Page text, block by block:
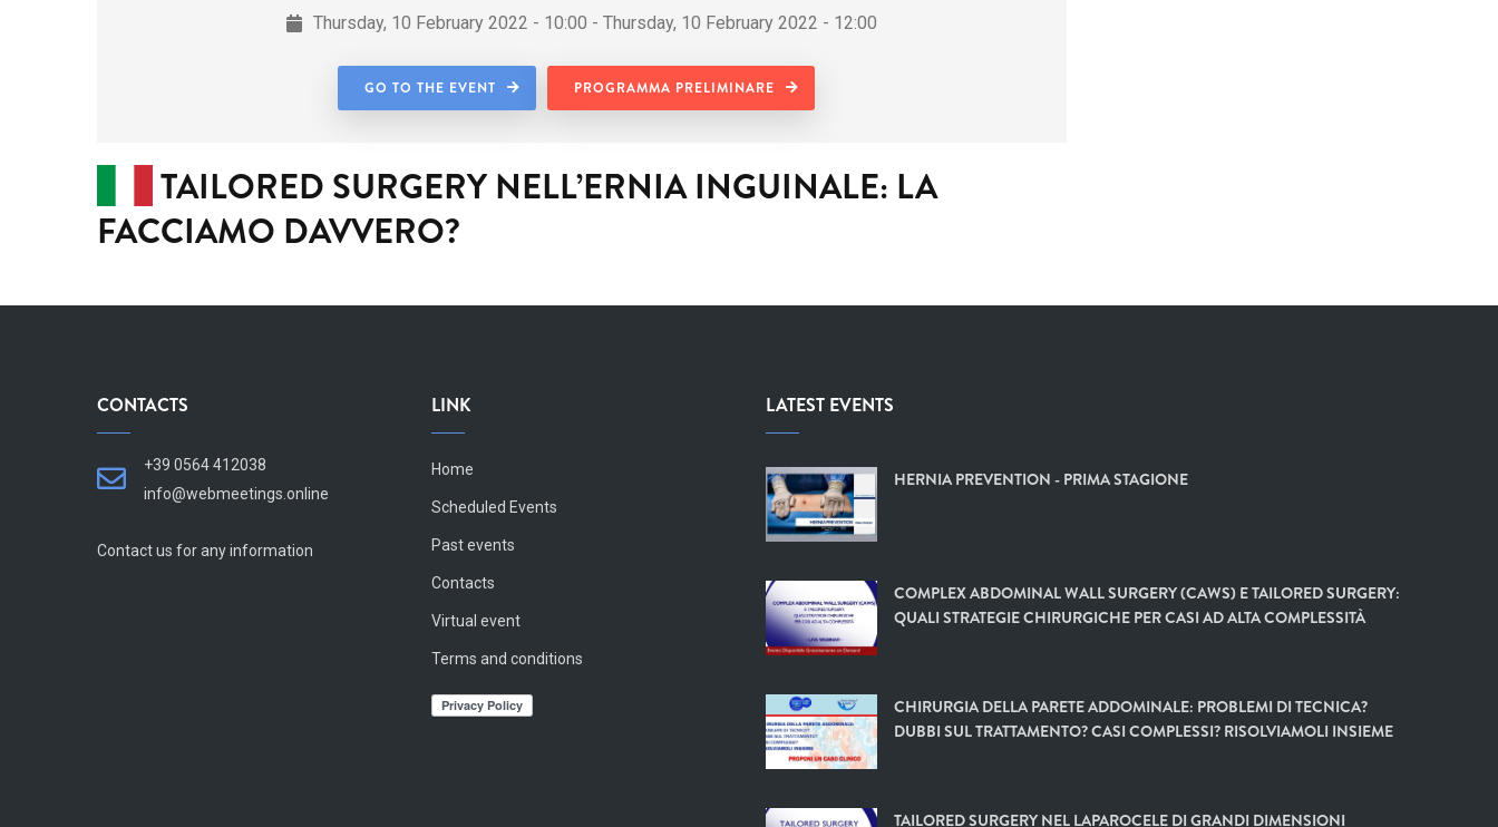
Thursday, 10 February 2022 - 10:00 - Thursday, 10 February 2022 - 12:00
GO TO THE EVENT PROGRAMMA PRELIMINARE
TAILORED SURGERY NELL’ERNIA INGUINALE: LA
FACCIAMO DAVVERO?
CONTACTS
+39 0564 412038
info@webmeetings.online
Contact us for any information
LINK
Home
Scheduled Events
Past events
Contacts
Virtual event
Terms and conditions
LATEST EVENTS
HERNIA PREVENTION - PRIMA STAGIONE
COMPLEX ABDOMINAL WALL SURGERY (CAWS) E TAILORED SURGERY:
QUALI STRATEGIE CHIRURGICHE PER CASI AD ALTA COMPLESSITÀ
CHIRURGIA DELLA PARETE ADDOMINALE: PROBLEMI DI TECNICA?
DUBBI SUL TRATTAMENTO? CASI COMPLESSI? RISOLVIAMOLI INSIEME
TAILORED SURGERY NEL LAPAROCELE DI GRANDI DIMENSIONI